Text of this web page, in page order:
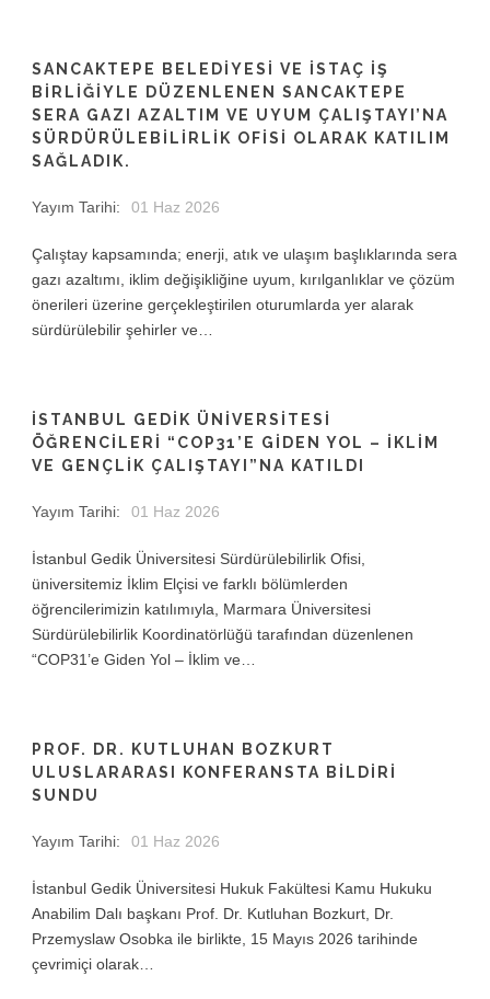
SANCAKTEPE BELEDIYESI VE İSTAÇ IŞ
BIRLIĞIYLE DÜZENLENEN SANCAKTEPE
SERA GAZI AZALTIM VE UYUM ÇALIŞTAYI’NA
SÜRDÜRÜLEBILIRLIK OFISI OLARAK KATILIM
SAĞLADIK.
Yayım Tarihi: 01 Haz 2026
Çalıştay kapsamında; enerji, atık ve ulaşım başlıklarında sera
gazı azaltımı, iklim değişikliğine uyum, kırılganlıklar ve çözüm
önerileri üzerine gerçekleştirilen oturumlarda yer alarak
sürdürülebilir şehirler ve…
İSTANBUL GEDIK ÜNIVERSITESI
ÖĞRENCILERI “COP31’E GIDEN YOL – İKLIM
VE GENÇLIK ÇALIŞTAYI”NA KATILDI
Yayım Tarihi: 01 Haz 2026
İstanbul Gedik Üniversitesi Sürdürülebilirlik Ofisi,
üniversitemiz İklim Elçisi ve farklı bölümlerden
öğrencilerimizin katılımıyla, Marmara Üniversitesi
Sürdürülebilirlik Koordinatörlüğü tarafından düzenlenen
“COP31’e Giden Yol – İklim ve…
PROF. DR. KUTLUHAN BOZKURT
ULUSLARARASI KONFERANSTA BILDIRI
SUNDU
Yayım Tarihi: 01 Haz 2026
İstanbul Gedik Üniversitesi Hukuk Fakültesi Kamu Hukuku
Anabilim Dalı başkanı Prof. Dr. Kutluhan Bozkurt, Dr.
Przemyslaw Osobka ile birlikte, 15 Mayıs 2026 tarihinde
çevrimiçi olarak…